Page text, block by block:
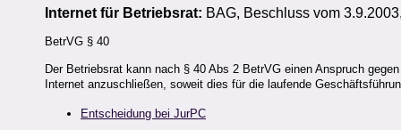
Internet für Betriebsrat: BAG, Beschluss vom
BetrVG § 40
Der Betriebsrat kann nach § 40 Abs 2 BetrVG einen Anspruch
Internet anzuschließen, soweit dies für die laufende
Entscheidung bei JurPC